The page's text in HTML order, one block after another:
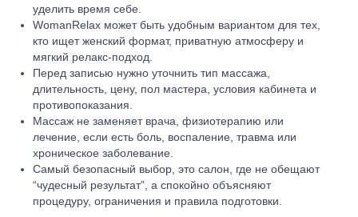
уделить время себе.
WomanRelax может быть удобным вариантом для тех,
кто ищет женский формат, приватную атмосферу и
мягкий релакс-подход.
Перед записью нужно уточнить тип массажа,
длительность, цену, пол мастера, условия кабинета и
противопоказания.
Массаж не заменяет врача, физиотерапию или
лечение, если есть боль, воспаление, травма или
хроническое заболевание.
Самый безопасный выбор, это салон, где не обещают
“чудесный результат”, а спокойно объясняют
процедуру, ограничения и правила подготовки.